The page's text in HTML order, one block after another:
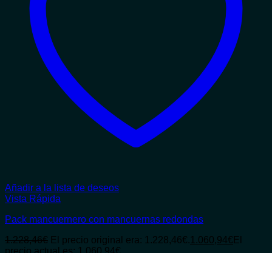
Añadir a la lista de deseos
Vista Rápida
Pack mancuernero con mancuernas redondas
1.228,46€ El precio original era: 1.228,46€.1.060,94€ El
precio actual es: 1.060,94€.